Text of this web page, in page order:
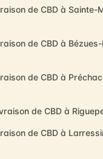
de CBD à Sainte-
de CBD à
de CBD à
de CBD à
de CBD à